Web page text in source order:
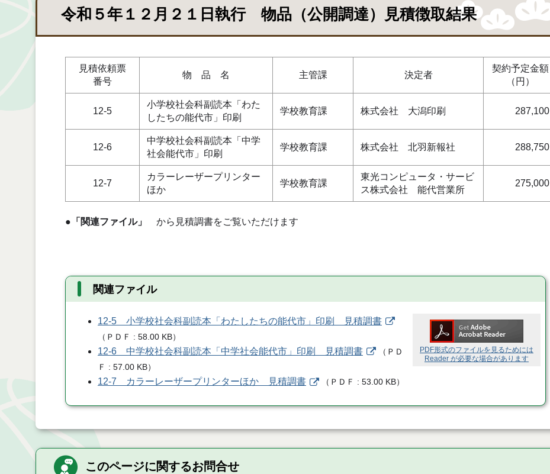
令和５年１２月２１日執行 物品（公開調達）見積徴取結果
見積依頼票
番号
物 品 名 主管課 決定者
契約予定金額
（円）
12-5
小学校社会科副読本「わた
したちの能代市」印刷
学校教育課 株式会社 大潟印刷 287,100
12-6
中学校社会科副読本「中学
社会能代市」印刷
学校教育課 株式会社 北羽新報社 288,750
12-7
カラーレーザープリンター
ほか
学校教育課
東光コンピュータ・サービ
ス株式会社 能代営業所
275,000
● 「関連ファイル」 から見積調書をご覧いただけます
関連ファイル
PDF形式のファイルを見るためには
Reader が必要な場合があります
12-5 小学校社会科副読本「わたしたちの能代市」印刷 見積調書
（ ＰＤＦ 58.00 KB）
12-6 中学校社会科副読本「中学社会能代市」印刷 見積調書 （ ＰＤ
Ｆ
57.00 KB）
12-7 カラーレーザープリンターほか 見積調書 （ ＰＤＦ 53.00 KB）
このページに関するお問合せ